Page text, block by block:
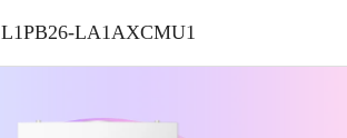
L1PB26-LA1AXCMU1